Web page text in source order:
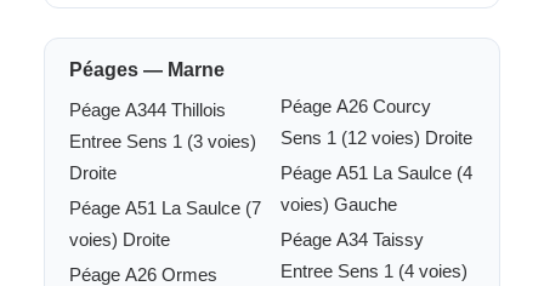
Péages — Marne
Péage A344 Thillois
Entree Sens 1 (3 voies)
Droite
Péage A51 La Saulce (7
voies) Droite
Péage A26 Ormes
Péage A26 Courcy
Sens 1 (12 voies) Droite
Péage A51 La Saulce (4
voies) Gauche
Péage A34 Taissy
Entree Sens 1 (4 voies)